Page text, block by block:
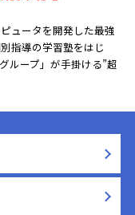
ュータを開発した最強
指導の学習塾をはじ
ループ」が手掛ける”超